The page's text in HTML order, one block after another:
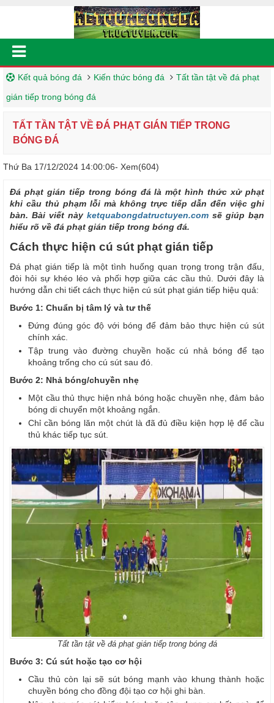
Kết quả bóng đá Kiến thức bóng đá
Tất tần tật về đá phạt
gián tiếp trong bóng đá
TẤT TẦN TẬT VỀ ĐÁ PHẠT GIÁN TIẾP TRONG
BÓNG ĐÁ
Thứ Ba 17/12/2024 14:00:06- Xem(604)
Đá phạt gián tiếp trong bóng đá là một hình thức xử phạt
khi cầu thủ phạm lỗi mà không trực tiếp dẫn đến việc ghi
bàn. Bài viết này ketquabongdatructuyen.com sẽ giúp bạn
hiểu rõ về đá phạt gián tiếp trong bóng đá.
Cách thực hiện cú sút phạt gián tiếp
Đá phạt gián tiếp là một tình huống quan trọng trong trận đấu,
đòi hỏi sự khéo léo và phối hợp giữa các cầu thủ. Dưới đây là
hướng dẫn chi tiết cách thực hiện cú sút phạt gián tiếp hiệu quả:
Bước 1: Chuẩn bị tâm lý và tư thế
Đứng đúng góc độ với bóng để đảm bảo thực hiện cú sút
chính xác.
Tập trung vào đường chuyền hoặc cú nhả bóng để tạo
khoảng trống cho cú sút sau đó.
Bước 2: Nhả bóng/chuyền nhẹ
Một cầu thủ thực hiện nhả bóng hoặc chuyền nhẹ, đảm bảo
bóng di chuyển một khoảng ngắn.
Chỉ cần bóng lăn một chút là đã đủ điều kiện hợp lệ để cầu
thủ khác tiếp tục sút.
Tất tần tật về đá phạt gián tiếp trong bóng đá
Bước 3: Cú sút hoặc tạo cơ hội
Cầu thủ còn lại sẽ sút bóng mạnh vào khung thành hoặc
chuyền bóng cho đồng đội tạo cơ hội ghi bàn.